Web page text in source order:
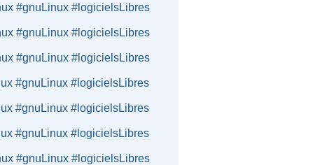
#gnuLinux #logicielsLibres
#gnuLinux #logicielsLibres
#gnuLinux #logicielsLibres
#gnuLinux #logicielsLibres
#gnuLinux #logicielsLibres
#gnuLinux #logicielsLibres
#gnuLinux #logicielsLibres